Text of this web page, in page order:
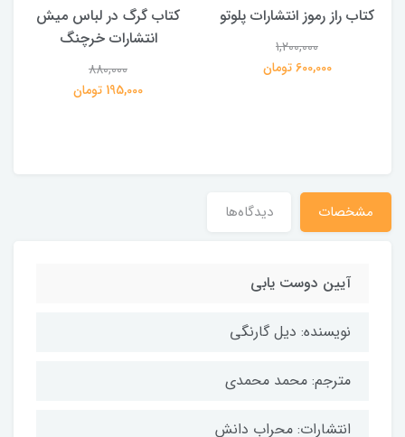
کتاب راز رموز انتشارات پلوتو
1,200,000
600,000 تومان
کتاب گرگ در لباس میش
انتشارات خرچنگ
880,000
195,000 تومان
مشخصات دیدگاه‌ها
آیین دوست یابی
نویسنده: دیل گارنگی
مترجم: محمد محمدی
انتشارات: محراب دانش